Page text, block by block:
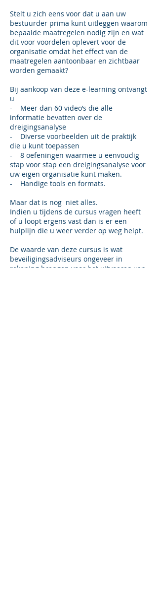
Stelt u zich eens voor dat u aan uw
bestuurder prima kunt uitleggen waarom
bepaalde maatregelen nodig zijn en wat
dit voor voordelen oplevert voor de
organisatie omdat het effect van de
maatregelen aantoonbaar en zichtbaar
worden gemaakt?
Bij aankoop van deze e-learning ontvangt
u
- Meer dan 60 video’s die alle
informatie bevatten over de
dreigingsanalyse
- Diverse voorbeelden uit de praktijk
die u kunt toepassen
- 8 oefeningen waarmee u eenvoudig
stap voor stap een dreigingsanalyse voor
uw eigen organisatie kunt maken.
- Handige tools en formats.
Maar dat is nog niet alles.
Indien u tijdens de cursus vragen heeft
of u loopt ergens vast dan is er een
hulplijn die u weer verder op weg helpt.
De waarde van deze cursus is wat
beveiligingsadviseurs ongeveer in
rekening brengen voor het uitvoeren van